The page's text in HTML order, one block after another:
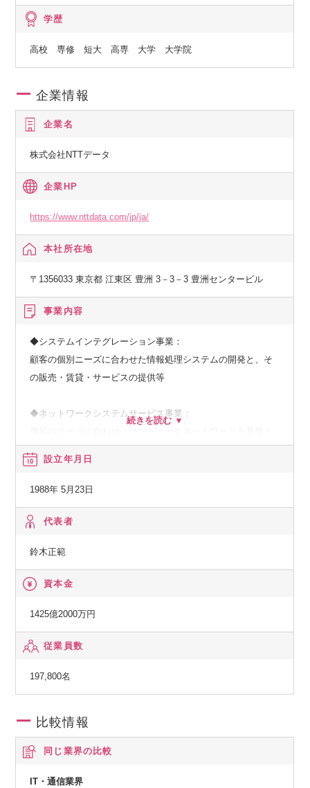
学歴
高校 専修 短大 高専 大学 大学院
企業情報
企業名
株式会社NTTデータ
企業HP
https://www.nttdata.com/jp/ja/
本社所在地
〒1356033 東京都 江東区 豊洲 3－3－3 豊洲センタービル
事業内容
◆システムインテグレーション事業：
顧客の個別ニーズに合わせた情報処理システムの開発と、そ
の販売・賃貸・サービスの提供等
◆ネットワークシステムサービス事業：
◆その他の事業：
ムの在り方に係わる企画・提案、保守・ファシリティマネジ
設立年月日
1988年 5月23日
代表者
鈴木正範
資本金
1425億2000万円
従業員数
197,800名
比較情報
同じ業界の比較
IT・通信業界